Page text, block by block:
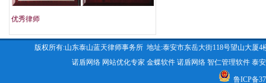
优秀律师
版权所有:山东泰山蓝天律师事务所 地址:泰安市东岳大街118号望山大厦4
诺盾网络 网站优化专家 金蝶软件 诺盾网络 智仁管理软件 泰
鲁ICP备